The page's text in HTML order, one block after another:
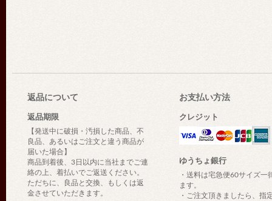
返品について
返品期限
【発送中に破損・汚損した商品、不
良品、あるいはご注文と違う商品が
届いた場合】
商品到着後、3日以内に当社までご連
絡の上、着払いでご返送ください。
ただちに、良品と交換、もしくは返
金させていただきます。
お支払い方法
クレジット
ゆうちょ銀行
・送料は宅急便60サイズ一
ます。
・ご注文頂きましたら、指